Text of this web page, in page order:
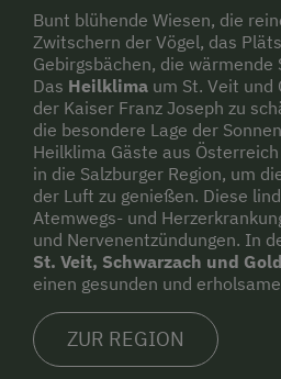
Bunt blühende Wiesen, die
Zwitschern der Vögel, das
Gebirgsbächen, die wärmende
Das Heilklima um St. Veit und
der Kaiser Franz Joseph zu
die besondere Lage der
Heilklima Gäste aus
in die Salzburger Region, um
der Luft zu genießen. Diese
Atemwegs- und
und Nervenentzündungen. In
St. Veit, Schwarzach und
einen gesunden und
ZUR REGION